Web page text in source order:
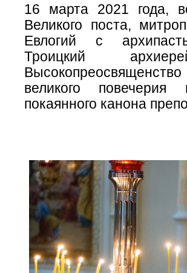
16 марта 2021 года,
Великого поста,
Евлогий с
Троицкий
великого
покаянного канона